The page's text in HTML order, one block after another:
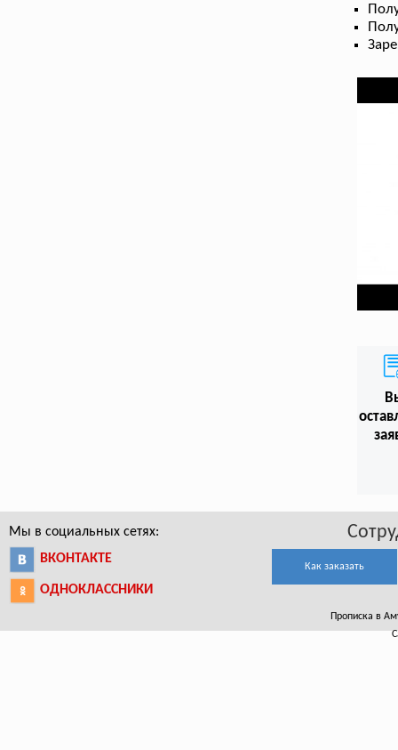
Мы в социальных сетях:
ВКОНТАКТЕ
ОДНОКЛАССНИКИ
Как заказать
Прописка в